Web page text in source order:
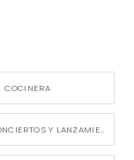
COCINERA
EVENTOS, CONCIERTOS Y LANZAMIENTOS